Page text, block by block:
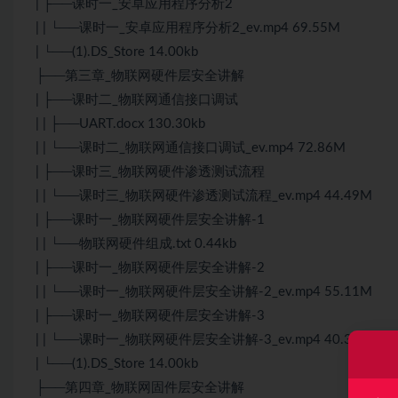
| ├──课时一_安卓应用程序分析2
| | └──课时一_安卓应用程序分析2_ev.mp4 69.55M
| └──(1).DS_Store 14.00kb
├──第三章_物联网硬件层安全讲解
| ├──课时二_物联网通信接口调试
| | ├──UART.docx 130.30kb
| | └──课时二_物联网通信接口调试_ev.mp4 72.86M
| ├──课时三_物联网硬件渗透测试流程
| | └──课时三_物联网硬件渗透测试流程_ev.mp4 44.49M
| ├──课时一_物联网硬件层安全讲解-1
| | └──物联网硬件组成.txt 0.44kb
| ├──课时一_物联网硬件层安全讲解-2
| | └──课时一_物联网硬件层安全讲解-2_ev.mp4 55.11M
| ├──课时一_物联网硬件层安全讲解-3
| | └──课时一_物联网硬件层安全讲解-3_ev.mp4 40.38M
| └──(1).DS_Store 14.00kb
├──第四章_物联网固件层安全讲解